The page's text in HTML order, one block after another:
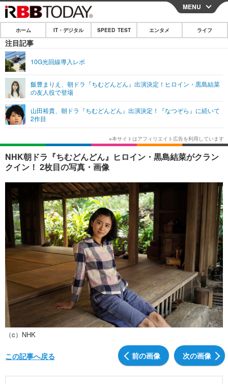
CLOSE
ホーム
IT・デジタル
ネタ
ショッピング その他
SPEED TEST
エンタメ
エンタメTOP
韓国・芸能
音楽 スポーツ
ショッピング
ライフ
ライフTOP グルメ
ペット ショッピング
その他
リリース一覧
プッシュ通知の停止方法
MENU
ホーム IT・デジタル SPEED TEST エンタメ ライフ
注目記事
10G光回線導入レポ
飯豊まりえ、朝ドラ『ちむどんどん』出演決定！ヒロイン・黒島結菜
の友人役で登場
山田裕貴、朝ドラ『ちむどんどん』出演決定！『なつぞら』に続いて
2作目
NHK朝ドラ『ちむどんどん』ヒロイン・黒島結菜がクラン
クイン！ 2枚目の写真・画像
（c）NHK
前の画像 次の画像
この記事へ戻る